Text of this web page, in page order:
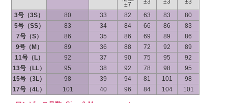
±7
±3
±3
±3
3号（3S）
80 33 82 63 83
80
5号（SS）
83 34 84 66 86
83
7号（S）
86 35 86 69 89
86
9号（M）
89 36 88 72 92
89
11号（L）
92 37 90 75 95
92
13号（LL）
95 38 92 78 98
95
15号（3L）
98 39 94 81 101
98
17号（4L）
101 40 96 84 104 101